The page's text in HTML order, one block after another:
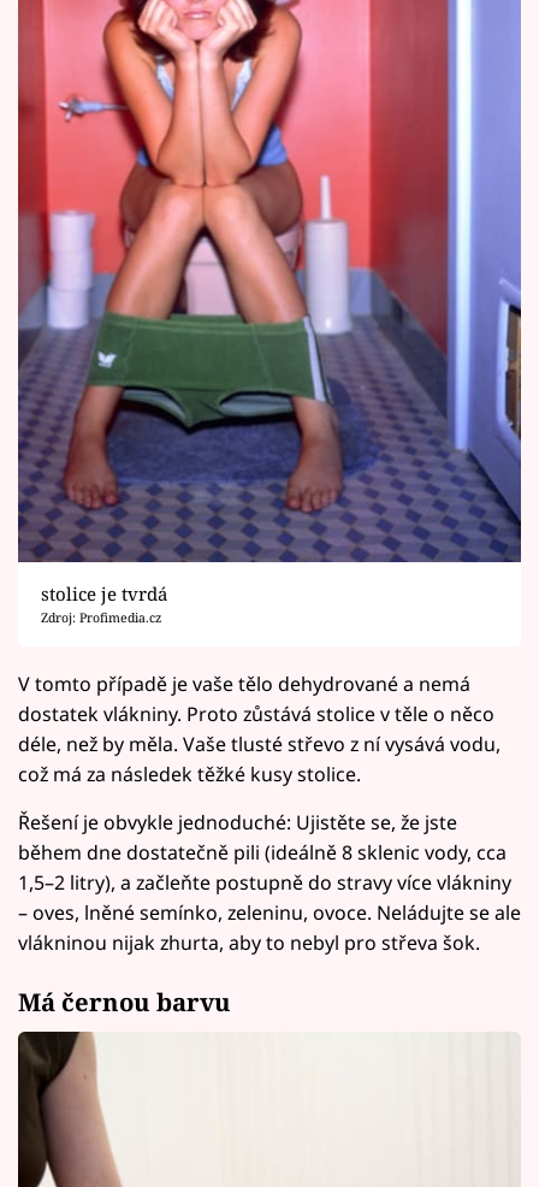
stolice je tvrdá
Zdroj: Profimedia.cz
V tomto případě je vaše tělo dehydrované a nemá
dostatek vlákniny. Proto zůstává stolice v těle o něco
déle, než by měla. Vaše tlusté střevo z ní vysává vodu,
což má za následek těžké kusy stolice.
Řešení je obvykle jednoduché: Ujistěte se, že jste
během dne dostatečně pili (ideálně 8 sklenic vody, cca
1,5–2 litry), a začleňte postupně do stravy více vlákniny
– oves, lněné semínko, zeleninu, ovoce. Neládujte se ale
vlákninou nijak zhurta, aby to nebyl pro střeva šok.
Má černou barvu